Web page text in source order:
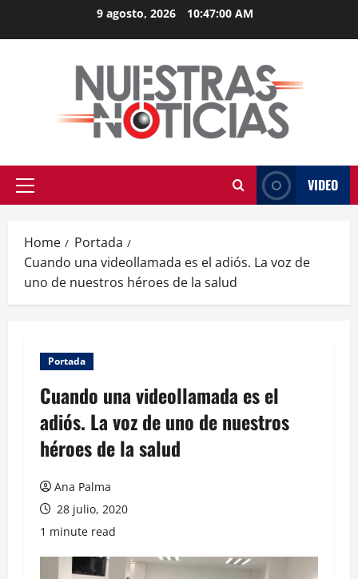
9 agosto, 2026 10:47:00 AM
Primary
VIDEO
Home
Portada
Cuando una videollamada es el adiós. La voz de
uno de nuestros héroes de la salud
Portada
Cuando una videollamada es el
adiós. La voz de uno de nuestros
héroes de la salud
Ana Palma
28 julio, 2020
1 minute read